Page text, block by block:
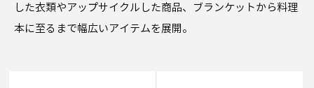
した衣類やアップサイクルした商品、ブランケットから料理
本に至るまで幅広いアイテムを展開。